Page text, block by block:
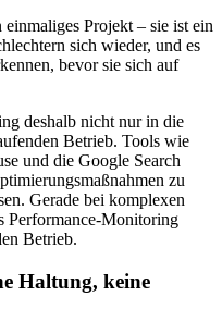
Projekt – sie ist ein
sich wieder, und es
bevor sie sich auf
deshalb nicht nur in die
Betrieb. Tools wie
und die Google Search
zu
Gerade bei komplexen
Performance-Monitoring
Betrieb.
Haltung, keine